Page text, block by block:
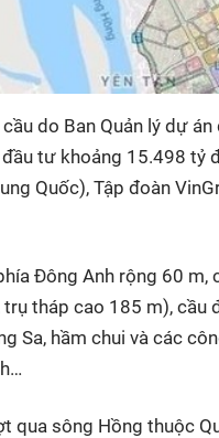
do Ban Quản lý dự
tư khoảng 15.498 tỷ
Quốc), Tập đoàn
Đông Anh rộng 60 m,
tháp cao 185 m), cầu
Sa, hầm chui và các
qua sông Hồng thuộc